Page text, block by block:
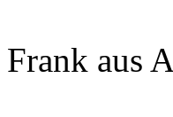
Frank aus